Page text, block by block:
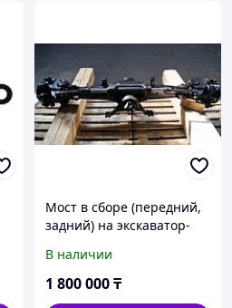
Мост в сборе (передний,
задний) на экскаватор-
(C, D, E, F), 432 (C, D, E, F)
Кат
В наличии
1 800 000₸